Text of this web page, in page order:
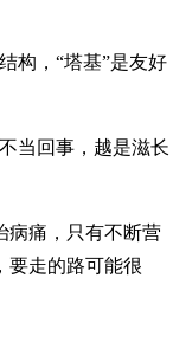
构，“塔基”是友好
当回事，越是滋长
病痛，只有不断营
要走的路可能很